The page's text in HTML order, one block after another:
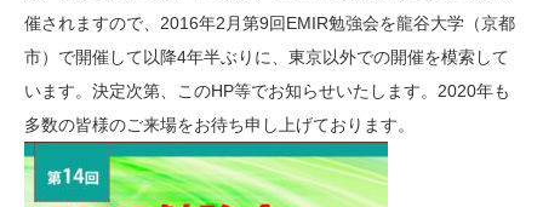
催されますので、2016年2月第9回EMIR勉強会を龍谷大学（京都
市）で開催して以降4年半ぶりに、東京以外での開催を模索して
います。決定次第、このHP等でお知らせいたします。2020年も
多数の皆様のご来場をお待ち申し上げております。